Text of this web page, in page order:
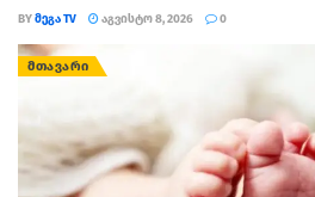
BYᲛᲔᲒᲐ TV ᲐᲒᲕᲘᲡᲢᲝ 8, 2026 0
ᲛᲗᲐᲕᲐᲠᲘ